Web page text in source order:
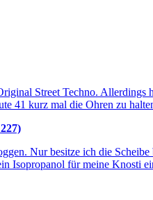
Street Techno.
41 kurz mal die Ohren zu
Nur besitze ich die
Isopropanol für meine